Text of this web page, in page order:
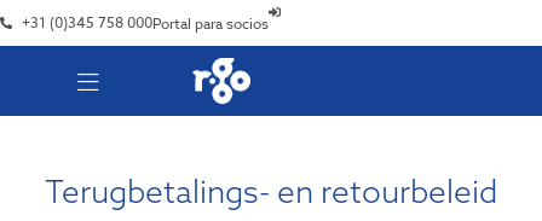
+31 (0)345 758 000Portal para socios
Terugbetalings- en retourbeleid